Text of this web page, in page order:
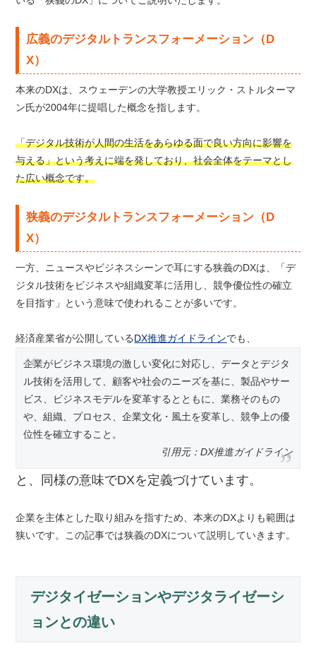
広義のデジタルトランスフォーメーション（D
X）
本来のDXは、スウェーデンの大学教授エリック・ストルターマ
ン氏が2004年に提唱した概念を指します。
「デジタル技術が人間の生活をあらゆる面で良い方向に影響を
与える」という考えに端を発しており、社会全体をテーマとし
た広い概念です。
狭義のデジタルトランスフォーメーション（D
X）
一方、ニュースやビジネスシーンで耳にする狭義のDXは、「デ
ジタル技術をビジネスや組織変革に活用し、競争優位性の確立
を目指す」という意味で使われることが多いです。
経済産業省が公開しているDX推進ガイドラインでも、
企業がビジネス環境の激しい変化に対応し、データとデジタ
ル技術を活用して、顧客や社会のニーズを基に、製品やサー
ビス、ビジネスモデルを変革するとともに、業務そのもの
や、組織、プロセス、企業文化・風土を変革し、競争上の優
位性を確立すること。
DX推進ガイドライン
と、同様の意味でDXを定義づけています。
企業を主体とした取り組みを指すため、本来のDXよりも範囲は
狭いです。この記事では狭義のDXについて説明していきます。
デジタイゼーションやデジタライゼーシ
ョンとの違い